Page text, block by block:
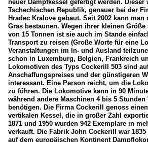
neuer Dampfkessel gefertigt werden. Dieser
Tschechischen Republik, genauer bei der
Hradec Kralove gebaut. Seit 2002 kann
Gras bestaunen. Wegen ihrer kleinen
von 15 Tonnen ist sie auch im Stande
Transport zu reisen (Große Worte für eine
Veranstaltungen im In- und Ausland
schon in Luxemburg, Belgien, Frankreich
Lokomotiven des Typs Cockerill 503 sind
Anschaffungspreises und der günstigeren
interessant. Eine Person reicht, um die
zu führen. Die Lokomotive kann in 90
während andere Maschinen 4 bis 5 Stunden
benötigen. Die Firma Cockerill genoss
vertikalen Kessel, die in großer Zahl
1871 und 1950 wurden 942 Exemplare in
verkauft. Die Fabrik John Cockerill war
auf dem europäischen Kontinent